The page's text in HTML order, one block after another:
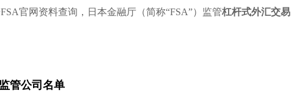
FSA官网资料查询，日本金融厅（简称“FSA”）监管杠杆式外汇交易
管公司名单